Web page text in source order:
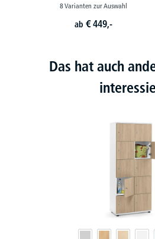
8 Varianten zur Auswahl
ab€ 449,-
Das hat auch